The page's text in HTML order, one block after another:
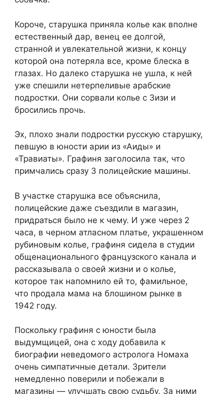
Короче, старушка приняла колье как вполне
естественный дар, венец ее долгой,
странной и увлекательной жизни, к концу
которой она потеряла все, кроме блеска в
глазах. Но далеко старушка не ушла, к ней
уже спешили нетерпеливые арабские
подростки. Они сорвали колье с Зизи и
бросились прочь.
Эх, плохо знали подростки русскую старушку,
певшую в юности арии из «Аиды» и
«Травиаты». Графиня заголосила так, что
примчались сразу 3 полицейские машины.
В участке старушка все объяснила,
полицейские даже съездили в магазин,
придраться было не к чему. И уже через 2
часа, в черном атласном платье, украшенном
рубиновым колье, графиня сидела в студии
общенационального французского канала и
рассказывала о своей жизни и о колье,
которое так напомнило ей то, фамильное,
что продала мама на блошином рынке в
1942 году.
Поскольку графиня с юности была
выдумщицей, она с ходу добавила к
биографии неведомого астролога Номаха
очень симпатичные детали. Зрители
немедленно поверили и побежали в
магазины — улучшать свою судьбу. За ними